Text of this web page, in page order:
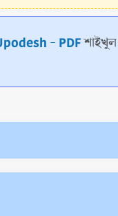
- PDFশাইখুল